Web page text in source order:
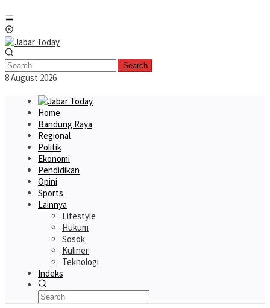
to
content
Search
8 August 2026
Home
Bandung Raya
Regional
Politik
Ekonomi
Pendidikan
Opini
Sports
Lainnya
Lifestyle
Hukum
Sosok
Kuliner
Teknologi
Indeks